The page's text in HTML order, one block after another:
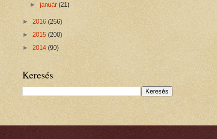
►január(21)
► 2016 (266)
► 2015 (200)
► 2014 (90)
Keresés